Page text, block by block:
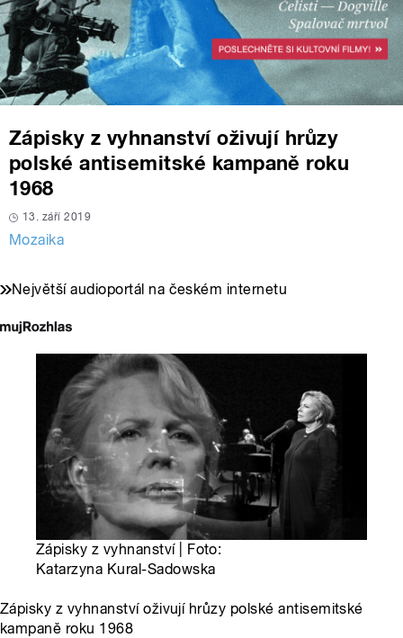
Zápisky z vyhnanství oživují hrůzy
polské antisemitské kampaně roku
1968
13. září 2019
Mozaika
Největší audioportál na českém internetu
Zápisky z vyhnanství | Foto:
Katarzyna Kural-Sadowska
Zápisky z vyhnanství oživují hrůzy polské antisemitské
kampaně roku 1968